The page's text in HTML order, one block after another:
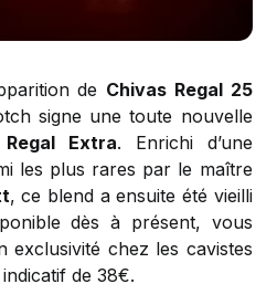
de Chivas Regal 25
signe une toute nouvelle
Extra. Enrichi d’une
les plus rares par le maître
, ce blend a ensuite été vieilli
dès à présent, vous
chez les cavistes
de 38€.